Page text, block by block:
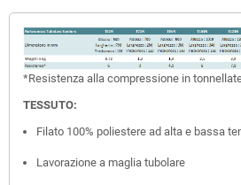
*Resistenza alla compressione in
TESSUTO:
Filato 100% poliestere ad alta e bassa
Lavorazione a maglia tubolare